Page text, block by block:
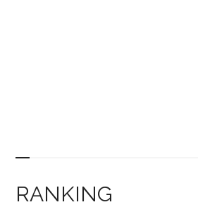
RANKING